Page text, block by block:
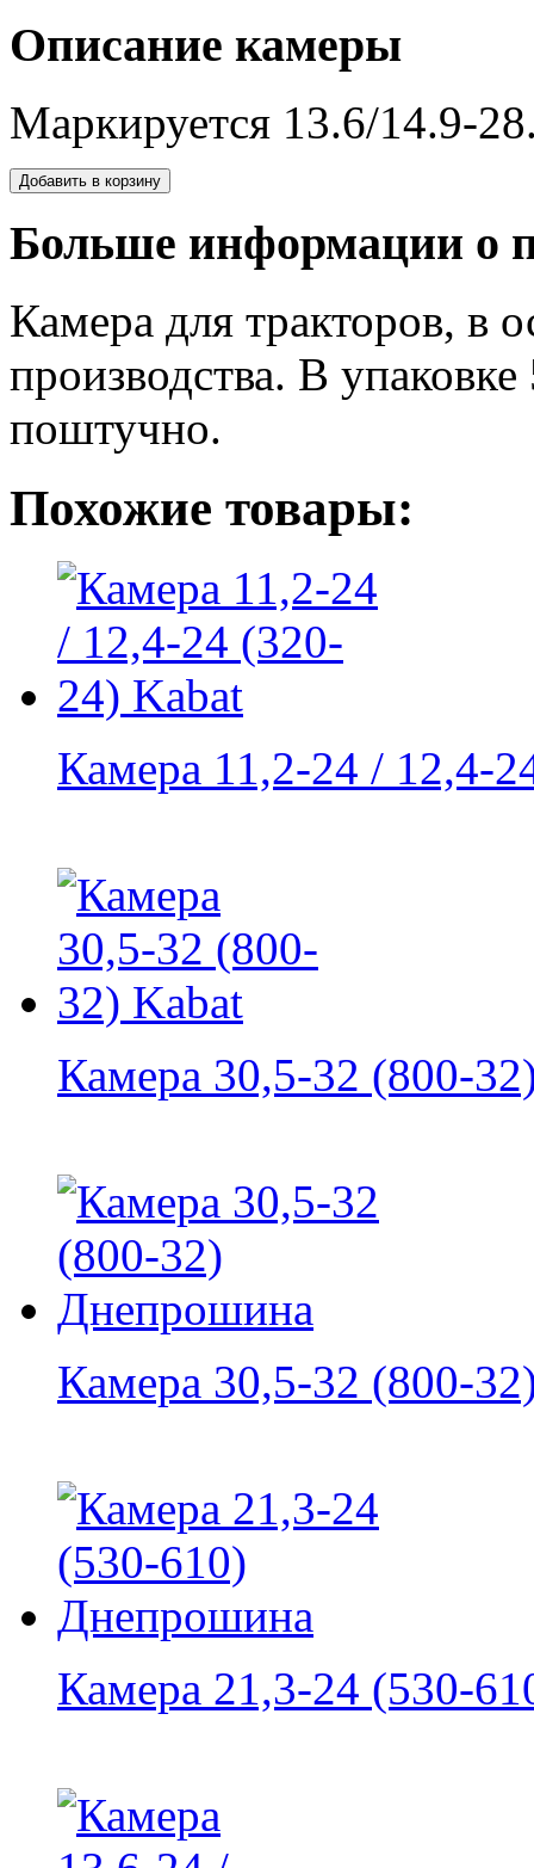
Описание камеры
Маркируется 13.6/14.9-
Больше информации о
Камера для тракторов, в
производства. В
поштучно.
Похожие товары:
Камера 11,2-24 / 12,4-
Камера 30,5-32 (800-
Камера 30,5-32 (800-
Камера 21,3-24 (530-